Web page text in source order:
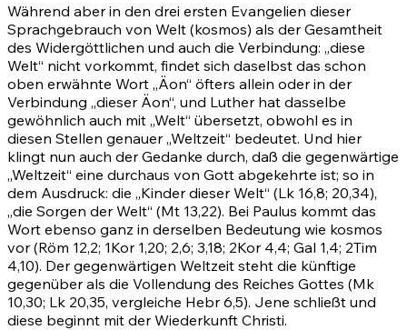
Während aber in den drei ersten Evangelien dieser
Sprachgebrauch von Welt (kosmos) als der Gesamtheit
des Widergöttlichen und auch die Verbindung: „diese
Welt“ nicht vorkommt, findet sich daselbst das schon
oben erwähnte Wort „Äon“ öfters allein oder in der
Verbindung „dieser Äon“, und Luther hat dasselbe
gewöhnlich auch mit „Welt“ übersetzt, obwohl es in
diesen Stellen genauer „Weltzeit“ bedeutet. Und hier
klingt nun auch der Gedanke durch, daß die gegenwärtige
„Weltzeit“ eine durchaus von Gott abgekehrte ist; so in
dem Ausdruck: die „Kinder dieser Welt“ (Lk 16,8; 20,34),
„die Sorgen der Welt“ (Mt 13,22). Bei Paulus kommt das
Wort ebenso ganz in derselben Bedeutung wie kosmos
vor(Röm 12,2; 1Kor 1,20; 2,6; 3,18; 2Kor 4,4; Gal 1,4; 2Tim
4,10). Der gegenwärtigen Weltzeit steht die künftige
gegenüber als die Vollendung des Reiches Gottes (Mk
10,30; Lk 20,35, vergleiche Hebr 6,5). Jene schließt und
diese beginnt mit der Wiederkunft Christi.